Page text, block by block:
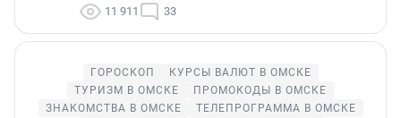
11 911 33
ГОРОСКОП
КУРСЫ ВАЛЮТ В ОМСКЕ
ТУРИЗМ В ОМСКЕ
ПРОМОКОДЫ В ОМСКЕ
ЗНАКОМСТВА В ОМСКЕ
ТЕЛЕПРОГРАММА В ОМСКЕ